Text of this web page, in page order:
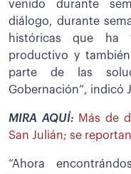
venido durante
diálogo, durante
históricas que ha
productivo y
parte de las
Gobernación”, indicó
MIRA AQUÍ: Más de
San Julián; se
“Ahora